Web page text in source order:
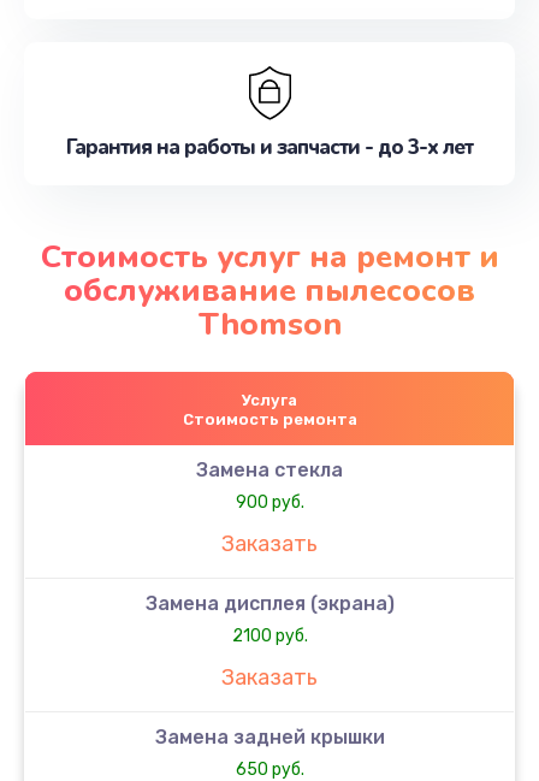
Гарантия на работы и запчасти - до 3-х лет
Стоимость услуг на ремонт и
обслуживание пылесосов
Thomson
Услуга
Стоимость ремонта
Замена стекла
900 руб.
Заказать
Замена дисплея (экрана)
2100 руб.
Заказать
Замена задней крышки
650 руб.